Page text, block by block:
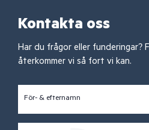
Kontakta oss
Har du frågor eller funderingar?
återkommer vi så fort vi kan.
För- & efternamn